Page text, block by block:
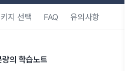
지 선택 FAQ 유의사항
의 학습노트